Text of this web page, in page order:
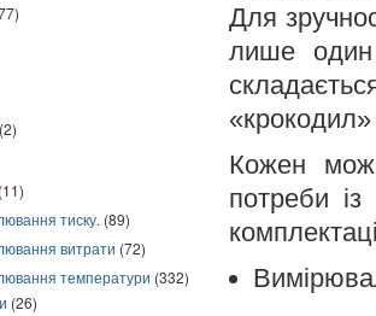
(2)
тиску. (89)
витрати (72)
температури (332)
(26)
Для
лише
Кожен
потреби